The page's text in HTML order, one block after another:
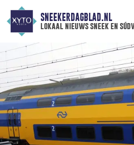
SNEEKERDAGBLAD.NL
lokaal nieuws sneek en